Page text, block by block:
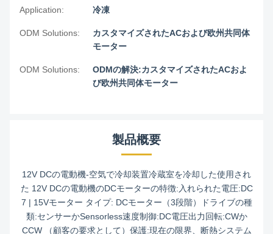
Application: 冷凍
ODM Solutions:
カスタマイズされたACおよび欧州共同体
モーター
ODM Solutions:
ODMの解決:カスタマイズされたACおよ
び欧州共同体モーター
製品概要
12V DCの電動機-空気で冷却装置冷蔵室を冷却した使用され
た 12V DCの電動機のDCモーターの特徴:入れられた電圧:DC
7 | 15Vモーター タイプ: DCモーター（3段階）ドライブの種
類:センサーかSensorless速度制御:DC電圧出力回転:CWか
CCW （顧客の要求として）保護:現在の限界、断熱システム